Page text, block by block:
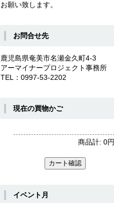
お願い致します。
お問合せ先
鹿児島県奄美市名瀬金久町4-3
アーマイナープロジェクト事務所
TEL：0997-53-2202
現在の買物かご
商品計: 0円
イベント月